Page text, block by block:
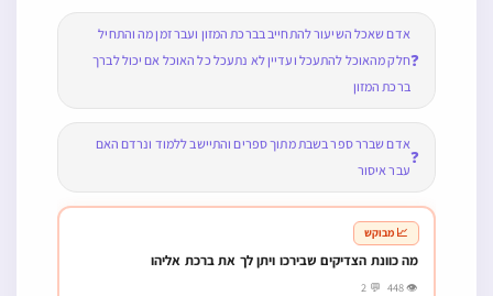
❓
אדם שאכל השיעור להתחייב בברכת המזון ועבר זמן מה והתחיל
חלק מהאוכל להתעכל ועדיין לא נתעכל כל האוכל אם יכול לברך
ברכת המזון
❓
אדם שברר ספר בשבת מתוך ספרים והתיישב ללמוד ונרדם האם
עבר איסור
📈 מבוקש
מה כוונת הצדיקים שבירכו ויתן לך את ברכת אליהו
👁 448 💬 2